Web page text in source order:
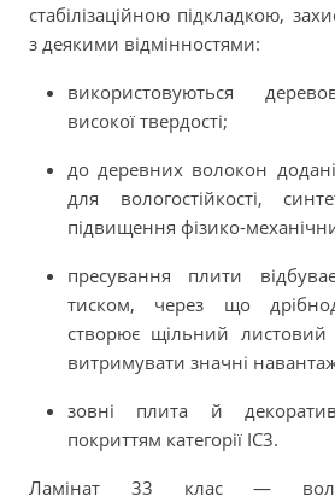
стабілізаційною підкладкою,
з деякими відмінностями:
використовуються
високої твердості;
до деревних волокон
для вологостійкості,
підвищення фізико-
пресування плити
тиском, через що
створює щільний листовий
витримувати значні
зовні плита й
покриттям категорії IC3.
Ламінат 33 клас —